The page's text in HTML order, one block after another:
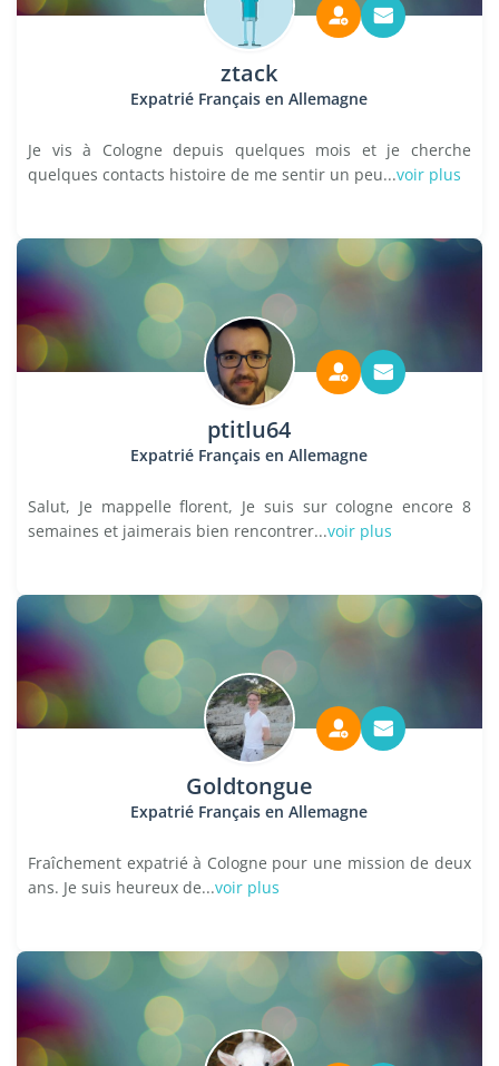
ztack
Expatrié Français en Allemagne
Je vis à Cologne depuis quelques mois et je cherche
quelques contacts histoire de me sentir un peu...voir plus
ptitlu64
Expatrié Français en Allemagne
Salut, Je mappelle florent, Je suis sur cologne encore 8
semaines et jaimerais bien rencontrer...voir plus
Goldtongue
Expatrié Français en Allemagne
Fraîchement expatrié à Cologne pour une mission de deux
ans. Je suis heureux de...voir plus